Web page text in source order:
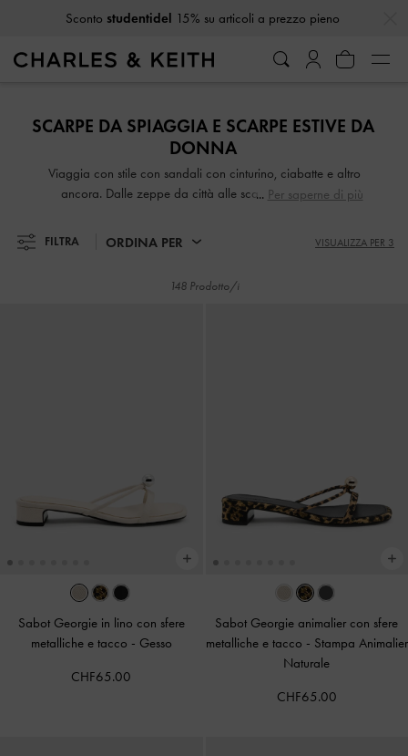
Ricevi 10% di scontoiscrivendoti alla newsletter*
15% su articoli a prezzo pieno
Ricevi10% di sconto iscrivendoti alla newsletter*
SCARPE DA SPIAGGIA E SCARPE ESTIVE DA
DONNA
Viaggia con stile con sandali con cinturino, ciabatte e altro
ancora. Dalle zeppe da città alle scarpe da spiaggia,
Per saperne di più
FILTRA ORDINA PER VISUALIZZA PER 3
148 Prodotto/i
Sabot Georgie in lino con sfere
metalliche e tacco - Gesso
CHF65.00
Sabot Georgie animalier con sfere
metalliche e tacco - Stampa Animalier
Naturale
CHF65.00